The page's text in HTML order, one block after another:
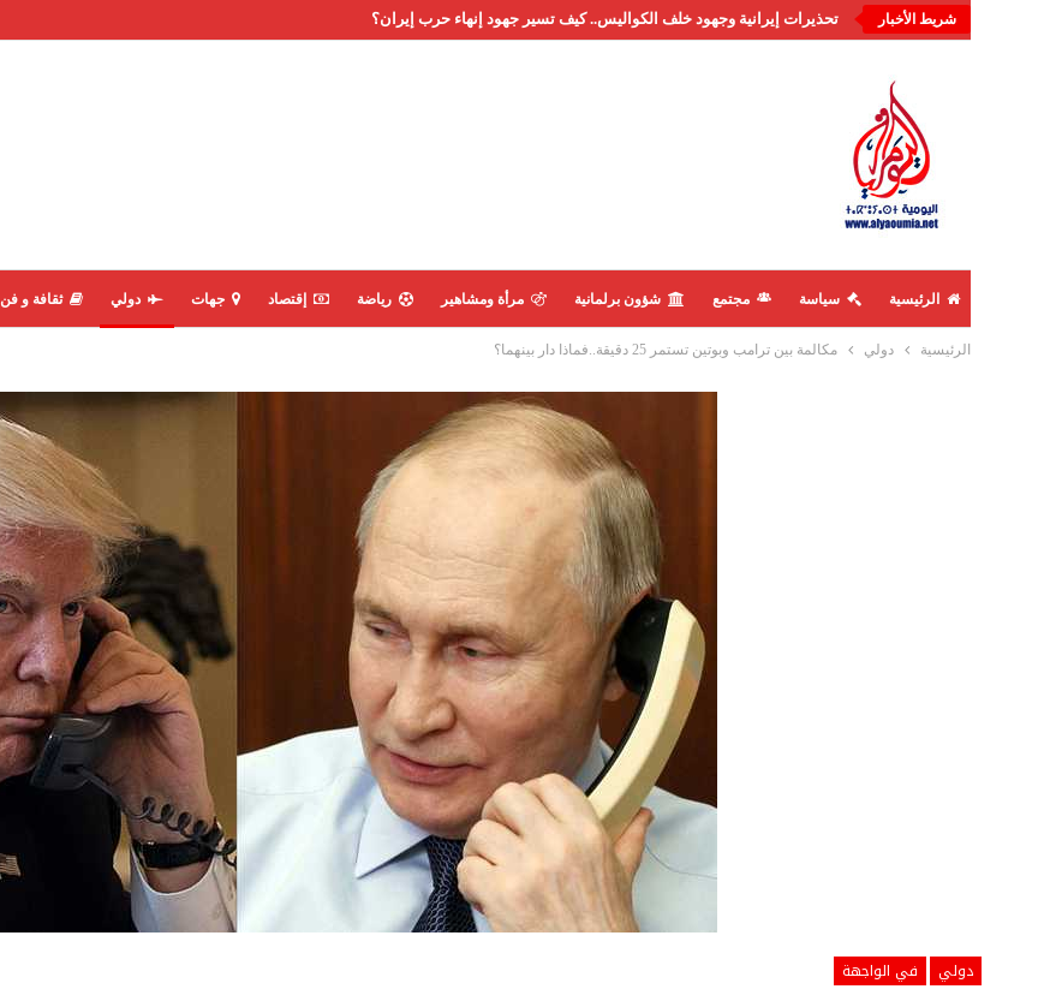
شريط الأخبار تحذيرات إيرانية وجهود خلف الكواليس.. كيف تسير جهود إنهاء حرب إيران؟
الرئيسية سياسة مجتمع شؤون برلمانية مرأة ومشاهير رياضة إقتصاد جهات دولي ثقافة و فن
الرئيسية دولي مكالمة بين ترامب وبوتين تستمر 25 دقيقة..فماذا دار بينهما؟
دولي
في الواجهة